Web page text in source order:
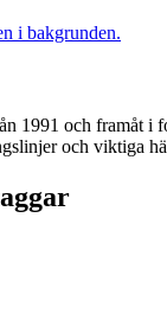
1991 och framåt i
och viktiga